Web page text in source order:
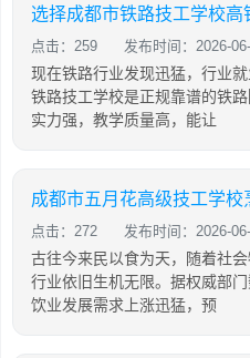
选择成都市铁路技工学校高
点击：259 发布时间：2026-
现在铁路行业发现迅猛，行业
铁路技工学校是正规靠谱的铁
实力强，教学质量高，能让
成都市五月花高级技工学校
点击：272 发布时间：2026-
古往今来民以食为天，随着社
行业依旧生机无限。据权威部
饮业发展需求上涨迅猛，预